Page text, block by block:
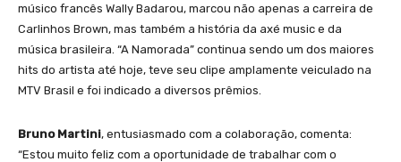
músico francês Wally Badarou, marcou não apenas a carreira de
Carlinhos Brown, mas também a história da axé music e da
música brasileira. “A Namorada” continua sendo um dos maiores
hits do artista até hoje, teve seu clipe amplamente veiculado na
MTV Brasil e foi indicado a diversos prêmios.
Bruno Martini, entusiasmado com a colaboração, comenta:
“Estou muito feliz com a oportunidade de trabalhar com o